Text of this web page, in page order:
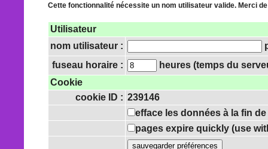
Cette fonctionnalité nécessite un nom utilisateur valide. Merci
Utilisateur
nom utilisateur :
fuseau horaire :
heures (temps du
Cookie
cookie ID : 239146
efface les données à la fin
pages expire quickly (use